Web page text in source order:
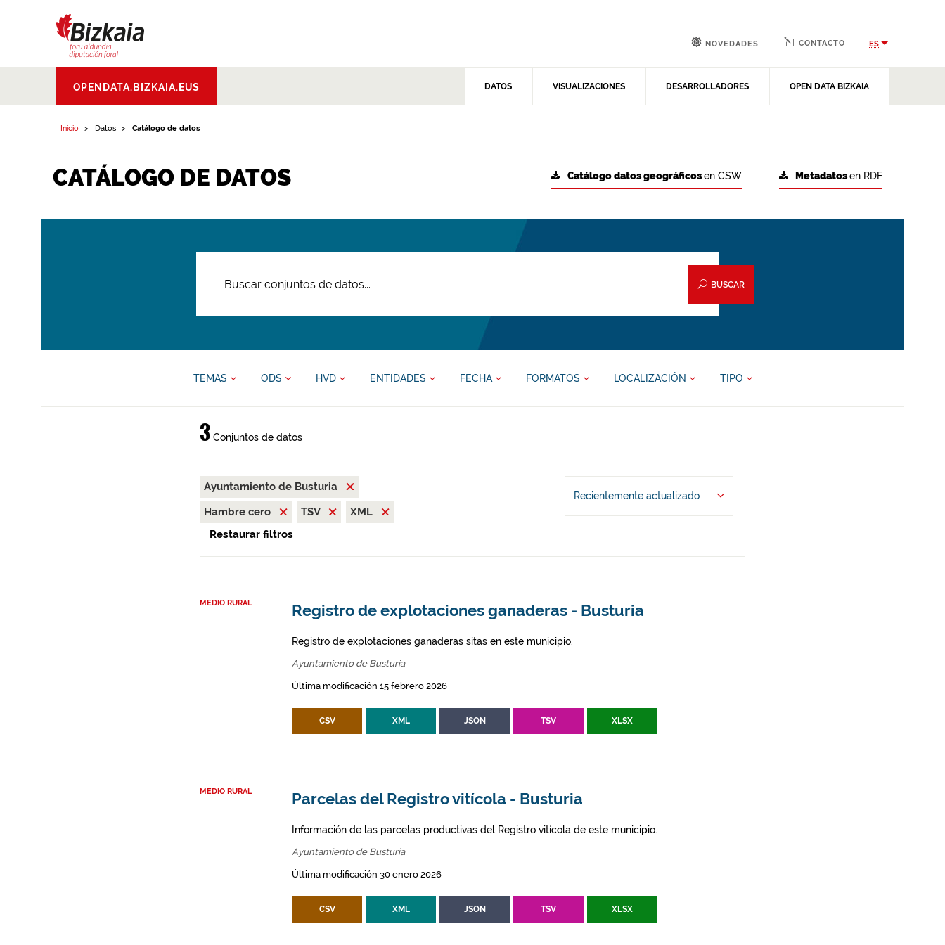
Aldundia.Diputacion
Foral de Bizkaia
OPENDATA.BIZKAIA.EUS DATOS VISUALIZACIONES DESARROLLADORES OPEN DATA BIZKAIA
NOVEDADES CONTACTO ES
Inicio Datos Catálogo de datos
CATÁLOGO DE DATOS Metadatosen RDF
Catálogo datos geográficosen CSW
BUSCAR
TEMAS ODS HVD ENTIDADES FECHA FORMATOS LOCALIZACIÓN TIPO
3Conjuntos de datos
Ayuntamiento de Busturia
Hambre cero
TSV
XML
Restaurar filtros
Recientemente actualizado
MEDIO RURAL Registro de explotaciones ganaderas - Busturia
Registro de explotaciones ganaderas sitas en este municipio.
Ayuntamiento de Busturia
Última modificación 15 febrero 2026
CSV XML JSON TSV XLSX
MEDIO RURAL Parcelas del Registro vitícola - Busturia
Información de las parcelas productivas del Registro vitícola de este municipio.
Ayuntamiento de Busturia
Última modificación 30 enero 2026
CSV XML JSON TSV XLSX